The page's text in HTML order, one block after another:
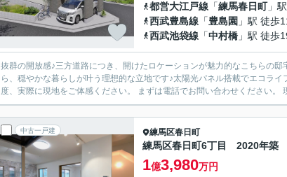
都営大江戸線 「練馬春日町」
西武豊島線 「豊島園 」駅 徒歩
西武池袋線 「中村橋 」駅 徒歩
抜群の開放感♪三方道路につき、開けたロケーションが魅力的なこちらの
ら、穏やかな暮らしが叶う理想的な立地です♪太陽光パネル搭載でエコラ
中古一戸建 練馬区春日町
練馬区春日町6丁目 2020年築
1億3,980万円